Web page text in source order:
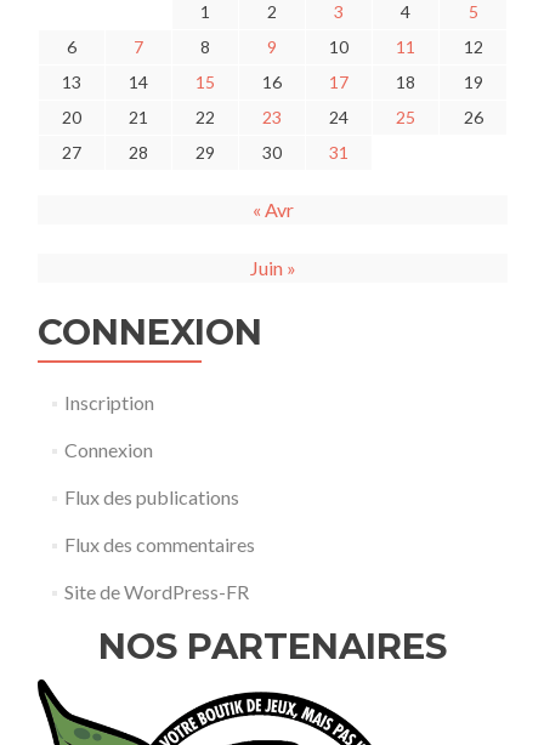
1
2 3 4
5
6
7 8 9 10 11
12
13
14 15 16 17 18
19
20
21 22 23 24 25
26
27
28 29 30 31
« Avr
Juin »
CONNEXION
Inscription
Connexion
Flux des publications
Flux des commentaires
Site de WordPress-FR
NOS PARTENAIRES